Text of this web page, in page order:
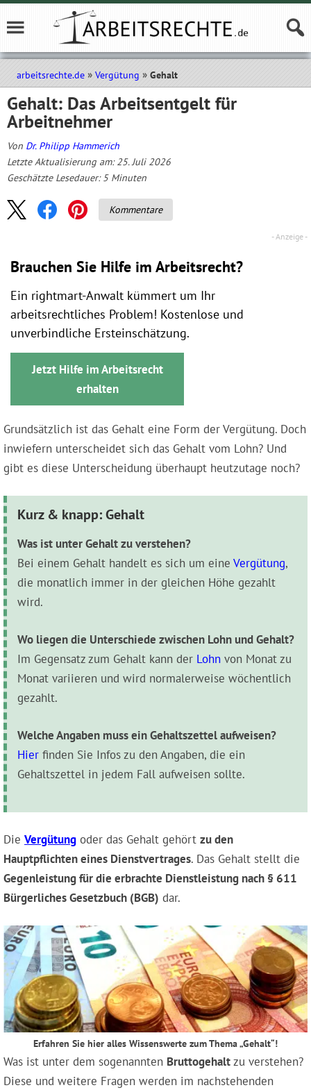
arbeitsrechte.de Vergütung Gehalt
Gehalt: Das Arbeitsentgelt für
Arbeitnehmer
Von Dr. Philipp Hammerich
Letzte Aktualisierung am: 25. Juli 2026
Geschätzte Lesedauer: 5 Minuten
Kommentare
Brauchen Sie Hilfe im Arbeitsrecht?
Ein rightmart-Anwalt kümmert um Ihr
arbeitsrechtliches Problem! Kostenlose und
unverbindliche Ersteinschätzung.
Jetzt Hilfe im Arbeitsrecht
erhalten
Grundsätzlich ist das Gehalt eine Form der Vergütung. Doch
inwiefern unterscheidet sich das Gehalt vom Lohn? Und
gibt es diese Unterscheidung überhaupt heutzutage noch?
Kurz & knapp: Gehalt
Was ist unter Gehalt zu verstehen?
Bei einem Gehalt handelt es sich um eine Vergütung,
die monatlich immer in der gleichen Höhe gezahlt
wird.
Wo liegen die Unterschiede zwischen Lohn und Gehalt?
Im Gegensatz zum Gehalt kann der Lohn von Monat zu
Monat variieren und wird normalerweise wöchentlich
gezahlt.
Welche Angaben muss ein Gehaltszettel aufweisen?
Hier finden Sie Infos zu den Angaben, die ein
Gehaltszettel in jedem Fall aufweisen sollte.
Die Vergütung oder das Gehalt gehört zu den
Hauptpflichten eines Dienstvertrages. Das Gehalt stellt die
Gegenleistung für die erbrachte Dienstleistung nach § 611
Bürgerliches Gesetzbuch (BGB) dar.
Erfahren Sie hier alles Wissenswerte zum Thema „Gehalt“!
Was ist unter dem sogenannten Bruttogehaltzu verstehen?
Diese und weitere Fragen werden im nachstehenden